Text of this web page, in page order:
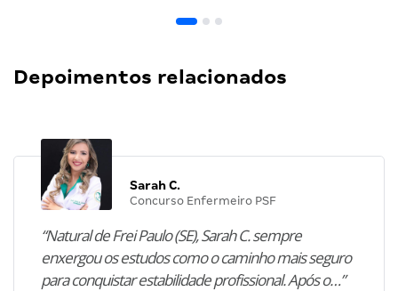
Depoimentos relacionados
Sarah C.
Concurso Enfermeiro PSF
“Natural de Frei Paulo (SE), Sarah C. sempre
enxergou os estudos como o caminho mais seguro
para conquistar estabilidade profissional. Após o…”